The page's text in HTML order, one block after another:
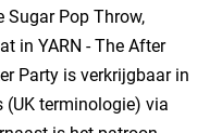
Sugar Pop Throw,
in YARN - The After
Party is verkrijgbaar in
(UK terminologie) via